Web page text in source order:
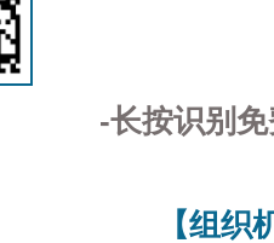
-长按识别
【组织